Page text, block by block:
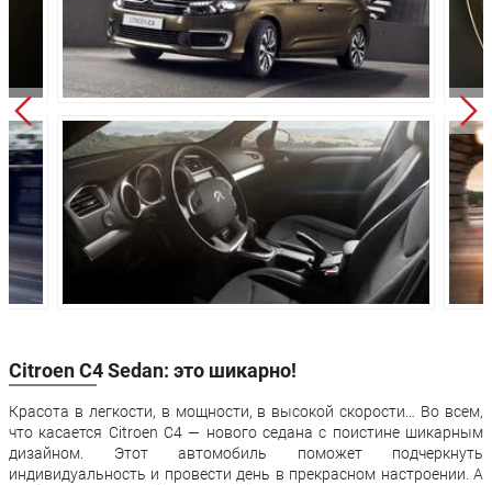
1789 мм 1789 мм
Высота: 1518 мм
Колёсная база: 2708 мм 2708 мм
Клиренс: 176 мм 176 мм
Масса: 1330 кг 1340 кг
Объём багажника: 440 л 440 л
Трансмиссия: Механическая Автомат
Привод: Передний Передний
Задняя подвеска:
Полузависимая -
торсионная
балка
балка
Передние
тормоза:
Дисковые
вентилируемые
Дисковые
Citroen C4 Sedan: это шикарно!
Красота в легкости, в мощности, в высокой скорости… Во всем,
что касается Citroen C4 — нового седана с поистине шикарным
дизайном. Этот автомобиль поможет подчеркнуть
индивидуальность и провести день в прекрасном настроении. А